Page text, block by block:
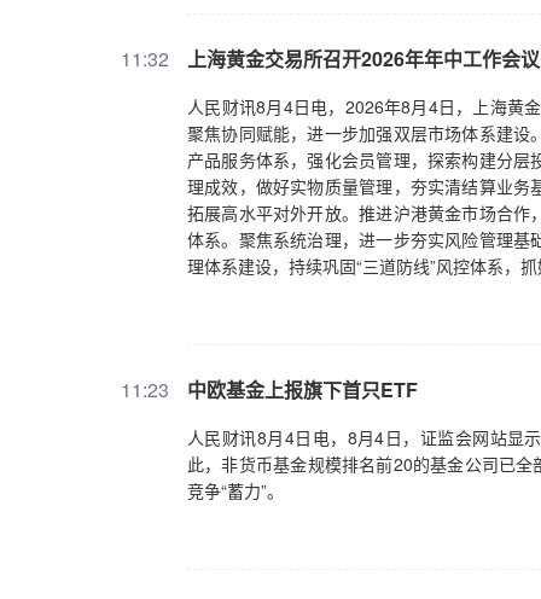
11:32 上海黄金交易所召开2026年年中工作会议
人民财讯8月4日电，2026年8月4日，上海黄
聚焦协同赋能，进一步加强双层市场体系建
产品服务体系，强化会员管理，探索构建分
理成效，做好实物质量管理，夯实清结算业
拓展高水平对外开放。推进沪港黄金市场合
体系。聚焦系统治理，进一步夯实风险管理
理体系建设，持续巩固“三道防线”风控体系，
11:23 中欧基金上报旗下首只ETF
人民财讯8月4日电，8月4日，证监会网站显
此，非货币基金规模排名前20的基金公司已
竞争“蓄力”。